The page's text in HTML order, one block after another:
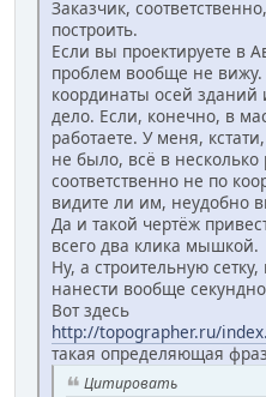
Заказчик,
построить.
Если вы проектируете в
проблем вообще не
координаты осей зданий
дело. Если, конечно, в
работаете. У меня,
не было, всё в
соответственно не по
видите ли им, неудобно
Да и такой чертёж
всего два клика мышкой.
Ну, а строительную
нанести вообще
Вот здесь
http://topographer.ru/
такая определяющая
Цитировать